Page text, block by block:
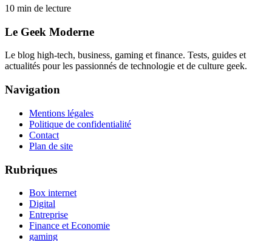
10 min de lecture
Le Geek Moderne
Le blog high-tech, business, gaming et finance. Tests, guides et
actualités pour les passionnés de technologie et de culture geek.
Navigation
Mentions légales
Politique de confidentialité
Contact
Plan de site
Rubriques
Box internet
Digital
Entreprise
Finance et Economie
gaming